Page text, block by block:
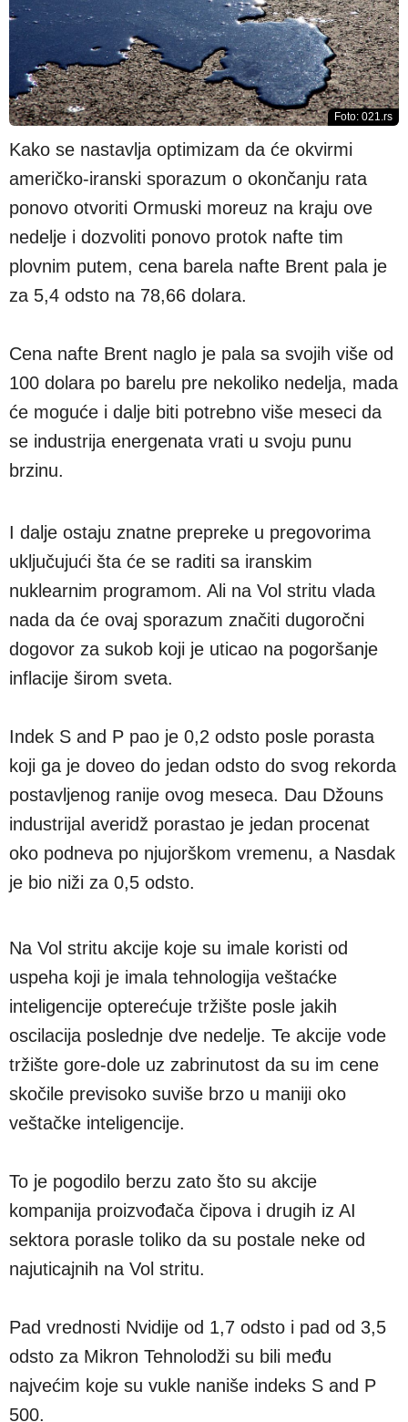
Foto: 021.rs
Kako se nastavlja optimizam da će okvirmi
američko-iranski sporazum o okončanju rata
ponovo otvoriti Ormuski moreuz na kraju ove
nedelje i dozvoliti ponovo protok nafte tim
plovnim putem, cena barela nafte Brent pala je
za 5,4 odsto na 78,66 dolara.
Cena nafte Brent naglo je pala sa svojih više od
100 dolara po barelu pre nekoliko nedelja, mada
će moguće i dalje biti potrebno više meseci da
se industrija energenata vrati u svoju punu
brzinu.
I dalje ostaju znatne prepreke u pregovorima
uključujući šta će se raditi sa iranskim
nuklearnim programom. Ali na Vol stritu vlada
nada da će ovaj sporazum značiti dugoročni
dogovor za sukob koji je uticao na pogoršanje
inflacije širom sveta.
Indek S and P pao je 0,2 odsto posle porasta
koji ga je doveo do jedan odsto do svog rekorda
postavljenog ranije ovog meseca. Dau Džouns
industrijal averidž porastao je jedan procenat
oko podneva po njujorškom vremenu, a Nasdak
je bio niži za 0,5 odsto.
Na Vol stritu akcije koje su imale koristi od
uspeha koji je imala tehnologija veštaćke
inteligencije opterećuje tržište posle jakih
oscilacija poslednje dve nedelje. Te akcije vode
tržište gore-dole uz zabrinutost da su im cene
skočile previsoko suviše brzo u maniji oko
veštačke inteligencije.
To je pogodilo berzu zato što su akcije
kompanija proizvođača čipova i drugih iz AI
sektora porasle toliko da su postale neke od
najuticajnih na Vol stritu.
Pad vrednosti Nvidije od 1,7 odsto i pad od 3,5
odsto za Mikron Tehnolodži su bili među
najvećim koje su vukle naniše indeks S and P
500.